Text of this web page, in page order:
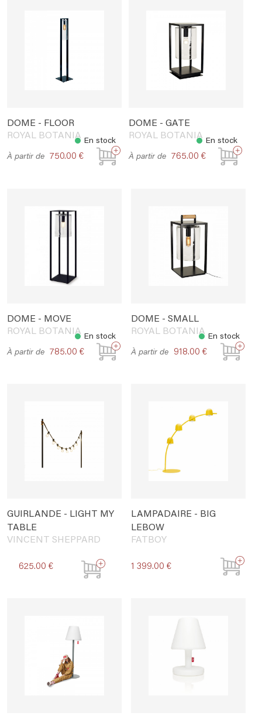
DOME - FLOOR
ROYAL BOTANIA
En stock
À partir de
750.00 €
DOME - GATE
ROYAL BOTANIA
En stock
À partir de
765.00 €
DOME - MOVE
ROYAL BOTANIA
En stock
À partir de
785.00 €
DOME - SMALL
ROYAL BOTANIA
En stock
À partir de
918.00 €
GUIRLANDE - LIGHT MY
TABLE
VINCENT SHEPPARD
625.00 €
LAMPADAIRE - BIG
LEBOW
FATBOY
1 399.00 €